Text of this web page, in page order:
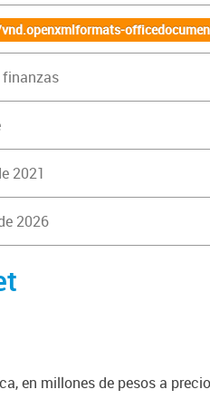
2021
2026
en millones de pesos a